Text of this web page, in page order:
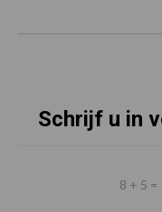
Schrijf u in
8 + 5 =